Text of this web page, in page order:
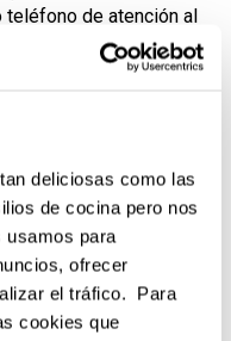
deliciosas como las
de cocina pero nos
usamos para
ofrecer
el tráfico. Para
cookies que
de atención al
a todas las partes
cocina.
de la cocina, que te
los pescados. Su
sola piezason muy